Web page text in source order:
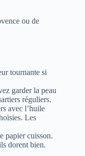
ou de
tournante si
garder la peau
réguliers.
avec l’huile
Les
papier cuisson.
dorent bien.